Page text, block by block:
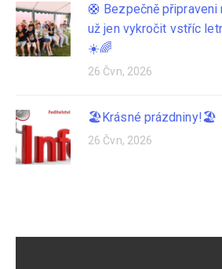
🛟 Bezpečně
už jen vykročit vstříc
☀️🌈
26 Čvn, 2026
🏖️Krásné prázdniny!🏖️
26 Čvn, 2026